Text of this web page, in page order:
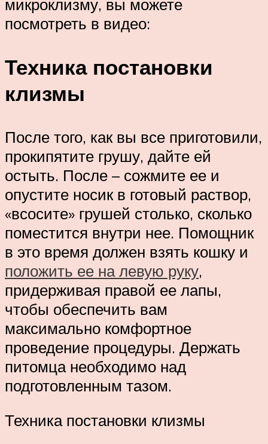
микроклизму, вы можете
посмотреть в видео:
Техника постановки
клизмы
После того, как вы все приготовили,
прокипятите грушу, дайте ей
остыть. После – сожмите ее и
опустите носик в готовый раствор,
«всосите» грушей столько, сколько
поместится внутри нее. Помощник
в это время должен взять кошку и
положить ее на левую руку,
придерживая правой ее лапы,
чтобы обеспечить вам
максимально комфортное
проведение процедуры. Держать
питомца необходимо над
подготовленным тазом.
Техника постановки клизмы